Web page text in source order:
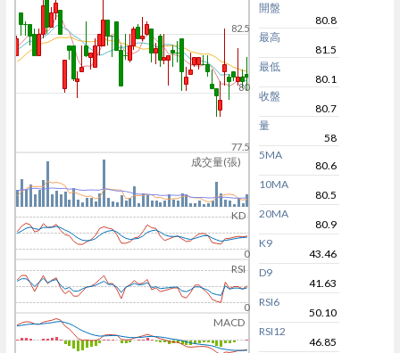
成交量(張)
KD
RSI
MACD
77.5
80
82.5
0
0
開盤
80.8
最高
81.5
最低
80.1
收盤
80.7
量
58
5MA
80.6
10MA
80.5
20MA
80.9
K9
43.46
D9
41.63
RSI6
50.10
RSI12
46.85